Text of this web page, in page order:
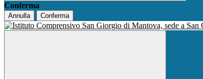
Conferma
Annulla Conferma